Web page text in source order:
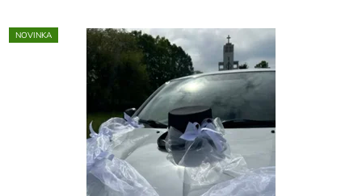
NOVINKA